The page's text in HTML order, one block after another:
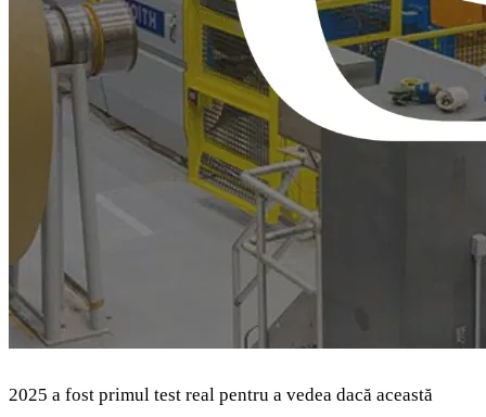
2025 a fost primul test real pentru a vedea dacă această